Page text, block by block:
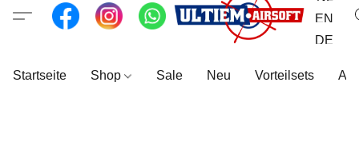
EN
DE
Startseite Shop Sale Neu Vorteilsets